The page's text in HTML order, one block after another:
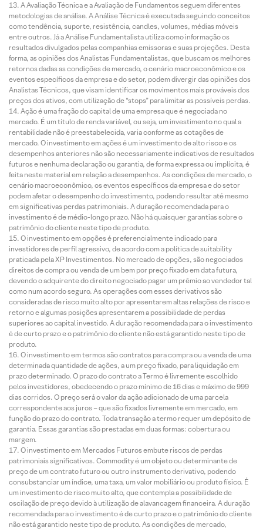
A Avaliação Técnica e a Avaliação de Fundamentos seguem diferentes
metodologias de análise. A Análise Técnica é executada seguindo conceitos
como tendência, suporte, resistência, candles, volumes, médias móveis
entre outros. Já a Análise Fundamentalista utiliza como informação os
resultados divulgados pelas companhias emissoras e suas projeções. Desta
forma, as opiniões dos Analistas Fundamentalistas, que buscam os melhores
retornos dadas as condições de mercado, o cenário macroeconômico e os
eventos específicos da empresa e do setor, podem divergir das opiniões dos
Analistas Técnicos, que visam identificar os movimentos mais prováveis dos
preços dos ativos, com utilização de “stops” para limitar as possíveis perdas.
Ação é uma fração do capital de uma empresa que é negociada no
mercado. É um título de renda variável, ou seja, um investimento no qual a
rentabilidade não é preestabelecida, varia conforme as cotações de
mercado. O investimento em ações é um investimento de alto risco e os
desempenhos anteriores não são necessariamente indicativos de resultados
futuros e nenhuma declaração ou garantia, de forma expressa ou implícita, é
feita neste material em relação a desempenhos. As condições de mercado, o
cenário macroeconômico, os eventos específicos da empresa e do setor
podem afetar o desempenho do investimento, podendo resultar até mesmo
em significativas perdas patrimoniais. A duração recomendada para o
investimento é de médio-longo prazo. Não há quaisquer garantias sobre o
patrimônio do cliente neste tipo de produto.
O investimento em opções é preferencialmente indicado para
investidores de perfil agressivo, de acordo com a política de suitability
praticada pela XP Investimentos. No mercado de opções, são negociados
direitos de compra ou venda de um bem por preço fixado em data futura,
devendo o adquirente do direito negociado pagar um prêmio ao vendedor tal
como num acordo seguro. As operações com esses derivativos são
consideradas de risco muito alto por apresentarem altas relações de risco e
retorno e algumas posições apresentarem a possibilidade de perdas
superiores ao capital investido. A duração recomendada para o investimento
é de curto prazo e o patrimônio do cliente não está garantido neste tipo de
produto.
O investimento em termos são contratos para compra ou a venda de uma
determinada quantidade de ações, a um preço fixado, para liquidação em
prazo determinado. O prazo do contrato a Termo é livremente escolhido
pelos investidores, obedecendo o prazo mínimo de 16 dias e máximo de 999
dias corridos. O preço será o valor da ação adicionado de uma parcela
correspondente aos juros – que são fixados livremente em mercado, em
função do prazo do contrato. Toda transação a termo requer um depósito de
garantia. Essas garantias são prestadas em duas formas: cobertura ou
margem.
O investimento em Mercados Futuros embute riscos de perdas
patrimoniais significativos. Commodity é um objeto ou determinante de
preço de um contrato futuro ou outro instrumento derivativo, podendo
consubstanciar um índice, uma taxa, um valor mobiliário ou produto físico. É
um investimento de risco muito alto, que contempla a possibilidade de
oscilação de preço devido à utilização de alavancagem financeira. A duração
recomendada para o investimento é de curto prazo e o patrimônio do cliente
não está garantido neste tipo de produto. As condições de mercado,